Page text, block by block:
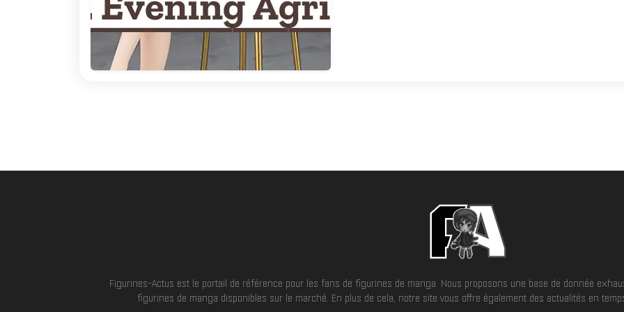
Figurines-Actus est le portail de référence pour les fans de figurines de manga. Nous proposons une base de donnée
figurines de manga disponibles sur le marché. En plus de cela, notre site vous offre également des actualités en